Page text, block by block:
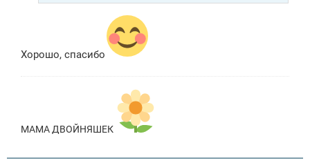
Хорошо, спасибо
МАМА ДВОЙНЯШЕК